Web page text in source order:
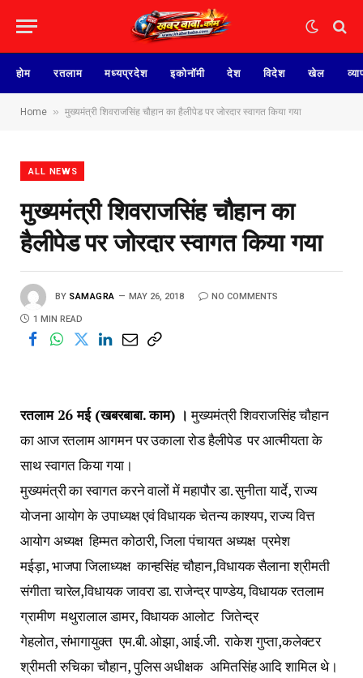
होम रतलाम मध्यप्रदेश इकोनॉमी देश विदेश खेल
Home » मुख्यमंत्री शिवराजसिंह चौहान का हैलीपेड पर जोरदार स्वागत किया गया
ALL NEWS
मुख्यमंत्री शिवराजसिंह चौहान का
हैलीपेड पर जोरदार स्वागत किया गया
BY SAMAGRA MAY 26, 2018 NO COMMENTS
1 MIN READ
रतलाम 26 मई (खबरबाबा. काम) । मुख्यमंत्री शिवराजसिंह चौहान
का आज रतलाम आगमन पर उकाला रोड हैलीपेड पर आत्मीयता के
साथ स्वागत किया गया।
मुख्यमंत्री का स्वागत करने वालों में महापौर डा. सुनीता यार्दे,राज्य
योजना आयोग के उपाध्यक्ष एवं विधायक चेतन्य काश्यप,राज्य वित्त
आयोग अध्यक्ष हिम्मत कोठारी,जिला पंचायत अध्यक्ष प्रमेश
मईड़ा,भाजपा जिलाध्यक्ष कान्हसिंह चौहान,विधायक सैलाना श्रीमती
संगीता चारेल,विधायक जावरा डा. राजेन्द्र पाण्डेय,विधायक रतलाम
ग्रामीण मथुरालाल डामर,विधायक आलोट जितेन्द्र
गेहलोत,संभागायुक्त एम.बी. ओझा,आई.जी. राकेश गुप्ता,कलेक्टर
श्रीमती रुचिका चौहान,पुलिस अधीक्षक अमितसिंह आदि शामिल थे।